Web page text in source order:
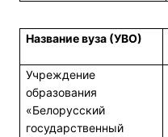
Название вуза (УВО)
Учреждение
образования
«Белорусский
государственный